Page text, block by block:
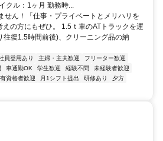
クル：1ヶ月 勤務時...
せん！「仕事・プライベートとメリハリを
の方にもぜひ。 1.5ｔ車のATトラックを運
往復1.5時間前後)、クリーニング品の納
員登用あり 主婦・主夫歓迎
フリーター歓迎
車通勤OK 学生歓迎 経験不問
未経験者歓迎
有資格者歓迎 月1シフト提出 研修あり
夕方